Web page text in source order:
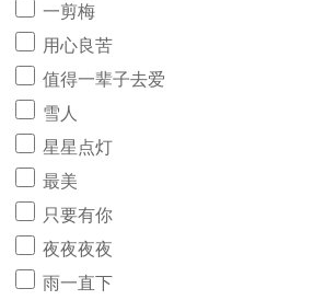
一剪梅
用心良苦
值得一辈子去爱
雪人
星星点灯
最美
只要有你
夜夜夜夜
雨一直下